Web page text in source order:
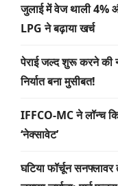
जुलाई में वेज थाली 4%
LPG ने बढ़ाया खर्च
पेराई जल्द शुरू करने की
निर्यात बना मुसीबत!
IFFCO-MC ने लॉन्च
‘नेक्सावेट’
घटिया फॉर्चून